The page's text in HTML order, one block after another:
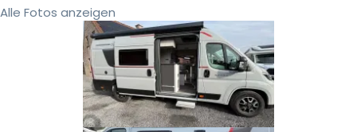
Alle Fotos anzeigen